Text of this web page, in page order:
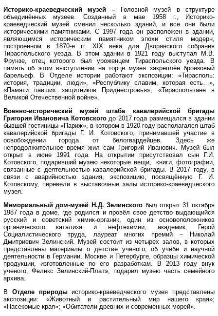
Историко-краеведческий музей – Головной музей в структуре
объединённых музеев. Созданный в мае 1958 г., Историко-
краеведческий музей сменил несколько зданий, и все они были
историческими памятниками. С 1997 года он расположен в здании,
являющимся историческим памятником эпохи стиля модерн,
построенном в 1870-е гг. XIX века для Дворянского собрания
Тираспольского уезда. В этом здании в 1921 году выступал М.В.
Фрунзе, отец которого был уроженцем Тираспольского уезда. В
память об этом выступлении на торце музея закреплён бронзовый
барельеф. В
Отделе истории работают экспозиции: «Тирасполь:
история, традиции, люди», «Республику славим, которая есть…»,
«Памяти павших защитников Приднестровья», «Тираспольчане в
Великой Отечественной войне».
Военно-исторический музей штаба кавалерийской бригады
Григория Ивановича Котовского до 2017 года размещался в здании
бывшей гостиницы «Париж», в котором в 1920 году располагался штаб
кавалерийской бригады Г. И. Котовского, принимавшей участие в
освобождении города от белогвардейцев. Здесь же
непродолжительное время жил сам Григорий Иванович. Музей был
открыт в июне 1991 года. На открытии присутствовал сын Г.И.
Котовского, подаривший музею некоторые вещи, книги, фотографии,
связанные с деятельностью кавалерийской бригады. В 2017 году, в
связи с аварийностью здания, экспозицию, посвящённую Г. И.
Котовскому, перевели в выставочные залы историко-краеведческого
музея.
Мемориальный дом-музей Н.Д. Зелинского был открыт 31 октября
1987 года в доме, где родился и провёл свое детство выдающийся
русский и советский химик-органик, один из основоположников
органического катализа и нефтехимии, академик, Герой
Социалистического труда, лауреат многих премий – Николай
Дмитриевич Зелинский. Музей состоит из четырех залов, в которых
представлены материалы о детстве ученого, об учебе и научной
деятельности в Германии, Москве и Петербурге, образцы химической
продукции, изготовленные по его разработкам. В 2013 году внук
ученого, Феликс Зелинский-Платэ, подарил музею часть семейного
архива.
В Отделе природыисторико-краеведческого музея представлены
экспозиции:
«Животный и растительный мир нашего края»;
«Насекомые края»; «Обитатели древних и современных морей».